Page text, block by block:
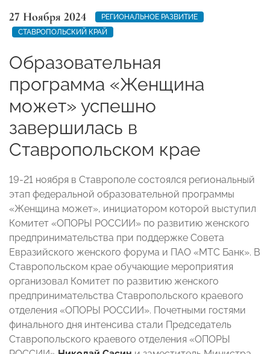
27 Ноября 2024
РЕГИОНАЛЬНОЕ РАЗВИТИЕ
СТАВРОПОЛЬСКИЙ КРАЙ
Образовательная
программа «Женщина
может» успешно
завершилась в
Ставропольском крае
19-21 ноября в Ставрополе состоялся региональный
этап федеральной образовательной программы
«Женщина может», инициатором которой выступил
Комитет «ОПОРЫ РОССИИ» по развитию женского
предпринимательства при поддержке Совета
Евразийского женского форума и ПАО «МТС Банк». В
Ставропольском крае обучающие мероприятия
организовал Комитет по развитию женского
предпринимательства Ставропольского краевого
отделения «ОПОРЫ РОССИИ». Почетными гостями
финального дня интенсива стали Председатель
Ставропольского краевого отделения «ОПОРЫ